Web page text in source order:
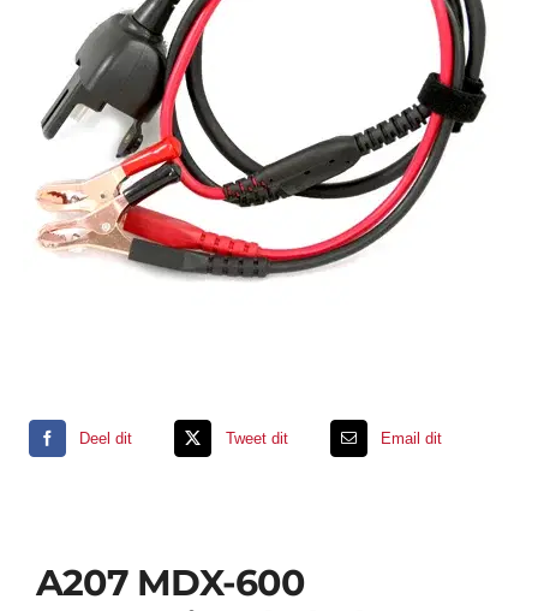
Webshop
Mediatheek
Support
Contact
Deel dit Tweet dit Email dit
A207 MDX-600